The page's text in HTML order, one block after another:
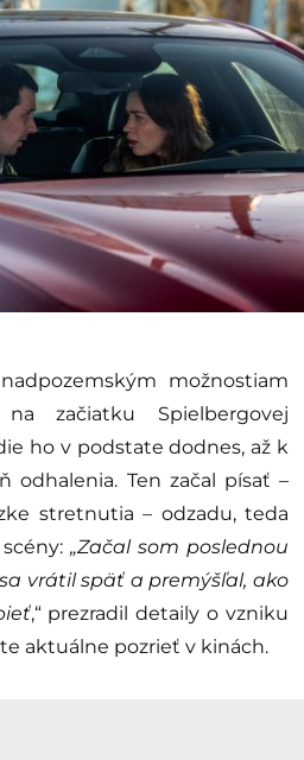
možnostiam
začiatku Spielbergovej
ho v podstate dodnes, až k
odhalenia. Ten začal písať –
stretnutia – odzadu, teda
„Začal som poslednou
vrátil späť a premýšľal, ako
,“ prezradil detaily o vzniku
aktuálne pozrieť v kinách.